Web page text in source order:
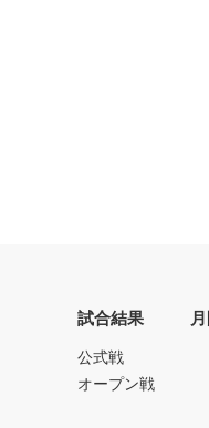
試合結果
公式戦
オープン戦